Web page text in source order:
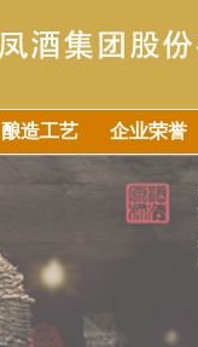
酿造工艺 企业荣誉